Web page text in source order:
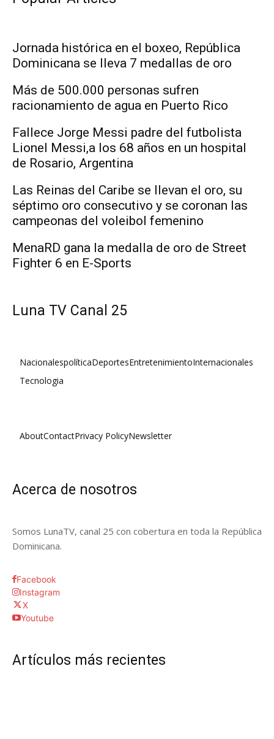
Jornada histórica en el boxeo, República
Dominicana se lleva 7 medallas de oro
Más de 500.000 personas sufren
racionamiento de agua en Puerto Rico
Fallece Jorge Messi padre del futbolista
Lionel Messi,a los 68 años en un hospital
de Rosario, Argentina
Las Reinas del Caribe se llevan el oro, su
séptimo oro consecutivo y se coronan las
campeonas del voleibol femenino
MenaRD gana la medalla de oro de Street
Fighter 6 en E-Sports
Luna TV Canal 25
NacionalespolíticaDeportesEntretenimientoInternacionales
Tecnologia
AboutContactPrivacy PolicyNewsletter
Acerca de nosotros
Somos LunaTV, canal 25 con cobertura en toda la República
Dominicana.
Facebook
Instagram
X
Youtube
Artículos más recientes